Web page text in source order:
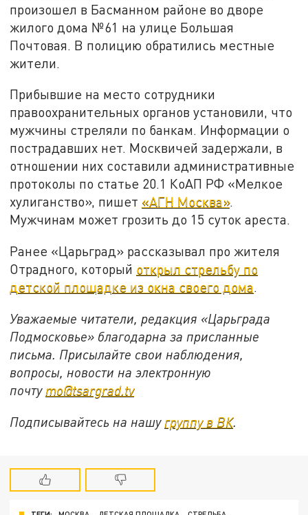
произошел в Басманном районе во дворе
жилого дома №61 на улице Большая
Почтовая. В полицию обратились местные
жители.
Прибывшие на место сотрудники
правоохранительных органов установили, что
мужчины стреляли по банкам. Информации о
пострадавших нет. Москвичей задержали, в
отношении них составили административные
протоколы по статье 20.1 КоАП РФ «Мелкое
хулиганство», пишет «АГН Москва».
Мужчинам может грозить до 15 суток ареста.
Ранее «Царьград» рассказывал про жителя
Отрадного, который открыл стрельбу по
детской площадке из окна своего дома.
Уважаемые читатели, редакция «Царьграда
Подмосковье» благодарна за присланные
письма. Присылайте свои наблюдения,
вопросы, новости на электронную
почту mo@tsargrad.tv
Подписывайтесь на нашу группу в ВК.